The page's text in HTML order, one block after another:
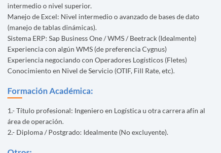
intermedio o nivel superior.
Manejo de Excel: Nivel intermedio o avanzado de bases de dato
(manejo de tablas dinámicas).
Sistema ERP: Sap Business One / WMS / Beetrack (Idealmente)
Experiencia con algún WMS (de preferencia Cygnus)
Experiencia negociando con Operadores Logísticos (Fletes)
Conocimiento en Nivel de Servicio (OTIF, Fill Rate, etc).
Formación Académica:
1.- Título profesional: Ingeniero en Logística u otra carrera afín al
área de operación.
2.- Diploma / Postgrado: Idealmente (No excluyente).